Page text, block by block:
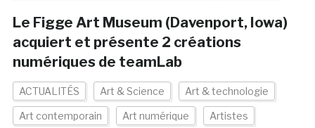
Le Figge Art Museum (Davenport, Iowa)
acquiert et présente 2 créations
numériques de teamLab
ACTUALITÉS Art & Science Art & technologie
Art contemporain Art numérique Artistes